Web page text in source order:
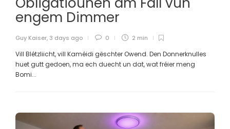
engem Dimmer
Guy Kaiser, 3 days ago 0 2 min
Vill Blétzliicht, vill Kaméidi gëschter Owend. Den Donnerknulles
huet gutt gedoen, ma ech duecht un dat, wat fréier meng
Bomi...